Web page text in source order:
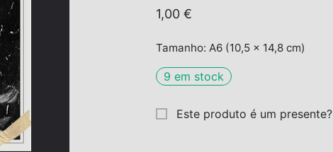
1,00 €
Tamanho: A6 (10,5 x 14,8 cm)
9 em stock
Este produto é um presente?